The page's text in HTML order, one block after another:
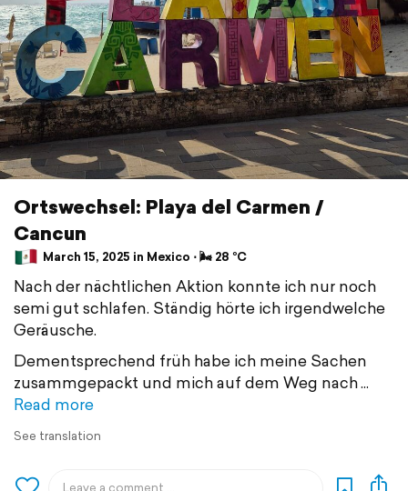
Ortswechsel: Playa del Carmen /
Cancun
March 15, 2025 in Mexico ⋅ 🌬 28 °C
Nach der nächtlichen Aktion konnte ich nur noch
semi gut schlafen. Ständig hörte ich irgendwelche
Geräusche.
Dementsprechend früh habe ich meine Sachen
zusammgepackt und mich auf dem Weg nach
Read more
See translation